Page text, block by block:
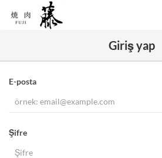
Giriş yap
E-posta
Şifre